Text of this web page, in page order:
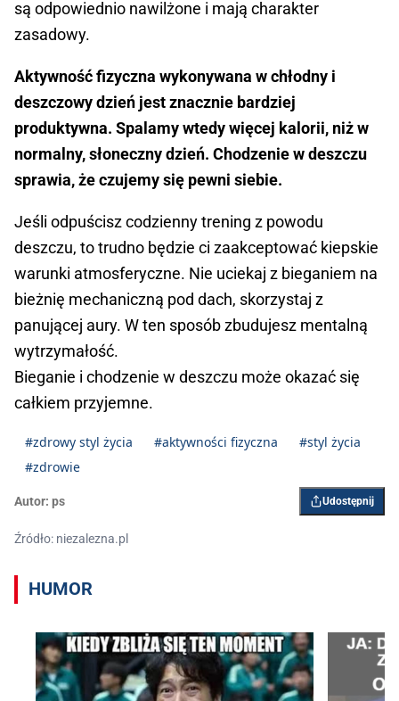
są odpowiednio nawilżone i mają charakter
zasadowy.
Aktywność fizyczna wykonywana w chłodny i
deszczowy dzień jest znacznie bardziej
produktywna. Spalamy wtedy więcej kalorii, niż w
normalny, słoneczny dzień. Chodzenie w deszczu
sprawia, że czujemy się pewni siebie.
Jeśli odpuścisz codzienny trening z powodu
deszczu, to trudno będzie ci zaakceptować kiepskie
warunki atmosferyczne. Nie uciekaj z bieganiem na
bieżnię mechaniczną pod dach, skorzystaj z
panującej aury. W ten sposób zbudujesz mentalną
wytrzymałość.
Bieganie i chodzenie w deszczu może okazać się
całkiem przyjemne.
#zdrowy styl życia #aktywności fizyczna
#styl życia
#zdrowie
Autor: ps Udostępnij
Źródło: niezalezna.pl
HUMOR